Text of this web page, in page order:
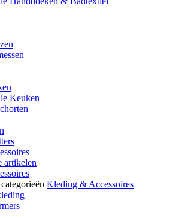
Keuken
artikelen
Kleding & Accessoires